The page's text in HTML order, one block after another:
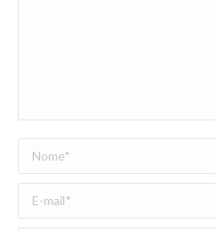
Nome *
E-mail *